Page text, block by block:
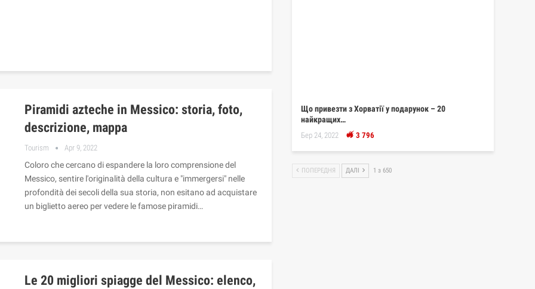
Piramidi azteche in Messico: storia, foto,
descrizione, mappa
Tourism Apr 9, 2022
Coloro che cercano di espandere la loro comprensione del
Messico, sentire l'originalità della cultura e "immergersi" nelle
profondità dei secoli della sua storia, non esitano ad acquistare
un biglietto aereo per vedere le famose piramidi…
Le 20 migliori spiagge del Messico: elenco,
Що привезти з Хорватії у подарунок – 20
найкращих…
Бер 24, 2022 3 796
ПОПЕРЕДНЯ ДАЛІ 1 з 650